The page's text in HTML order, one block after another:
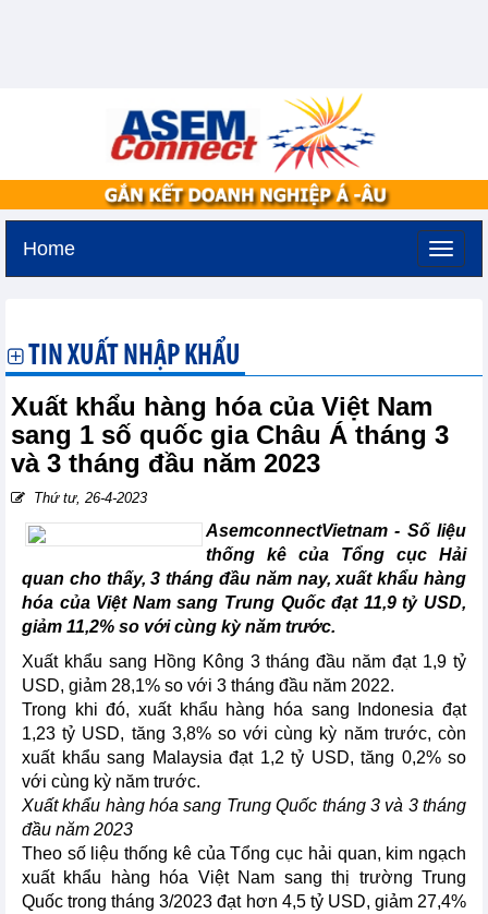
Home
TIN XUẤT NHẬP KHẨU
Xuất khẩu hàng hóa của Việt Nam
sang 1 số quốc gia Châu Á tháng 3
và 3 tháng đầu năm 2023
Thứ tư, 26-4-2023
AsemconnectVietnam - Số liệu
thống kê của Tổng cục Hải
quan cho thấy, 3 tháng đầu năm nay, xuất khẩu hàng
hóa của Việt Nam sang Trung Quốc đạt 11,9 tỷ USD,
giảm 11,2% so với cùng kỳ năm trước.
Xuất khẩu sang Hồng Kông 3 tháng đầu năm đạt 1,9 tỷ
USD, giảm 28,1% so với 3 tháng đầu năm 2022.
Trong khi đó, xuất khẩu hàng hóa sang Indonesia đạt
1,23 tỷ USD, tăng 3,8% so với cùng kỳ năm trước, còn
xuất khẩu sang Malaysia đạt 1,2 tỷ USD, tăng 0,2% so
với cùng kỳ năm trước.
Xuất khẩu hàng hóa sang Trung Quốc tháng 3 và 3 tháng
đầu năm 2023
Theo số liệu thống kê của Tổng cục hải quan, kim ngạch
xuất khẩu hàng hóa Việt Nam sang thị trường Trung
Quốc trong tháng 3/2023 đạt hơn 4,5 tỷ USD, giảm 27,4%